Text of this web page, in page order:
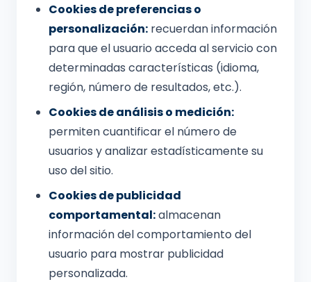
Cookies de preferencias o
personalización: recuerdan información
para que el usuario acceda al servicio con
determinadas características (idioma,
región, número de resultados, etc.).
Cookies de análisis o medición:
permiten cuantificar el número de
usuarios y analizar estadísticamente su
uso del sitio.
Cookies de publicidad
comportamental:almacenan
información del comportamiento del
usuario para mostrar publicidad
personalizada.